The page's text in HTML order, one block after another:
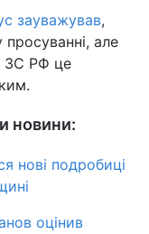
зауважував,
але
ЗС РФ це
новини:
нові подробиці
оцінив